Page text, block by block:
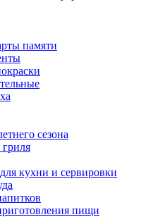
памяти
сезона
кухни и сервировки
пищи